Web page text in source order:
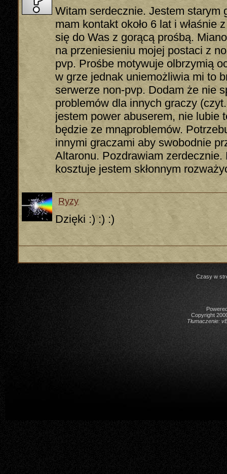
Witam serdecznie. Jestem starym
mam kontakt około 6 lat i właśnie
się do Was z gorącą prośbą.
na przeniesieniu mojej postaci z
pvp. Prośbe motywuje olbrzymią
w grze jednak uniemożliwia mi to
serwerze non-pvp. Dodam że nie
problemów dla innych graczy
jestem power abuserem, nie lubie
będzie ze mnąproblemów.
innymi graczami aby swobodnie
Altaronu. Pozdrawiam zerdecznie.
kosztuje jestem skłonnym
Ryzy
Dzięki :) :) :)
Czasy w
Copyright
Tłumaczenie: